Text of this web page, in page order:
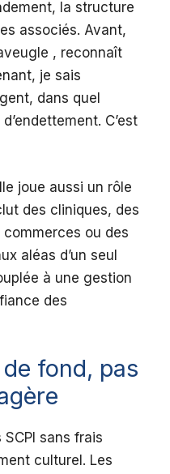
la structure
associés. Avant,
, reconnaît
je sais
dans quel
C’est
joue aussi un rôle
des cliniques, des
ou des
aléas d’un seul
à une gestion
des
fond, pas
sans frais
culturel. Les